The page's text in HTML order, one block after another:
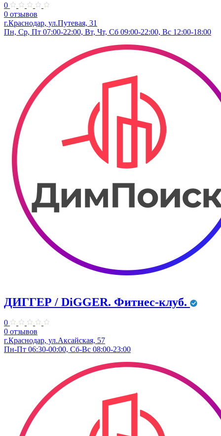
0
0 отзывов
г.Краснодар, ул.Путевая, 31
Пн, Ср, Пт 07:00-22:00, Вт, Чт, Сб 09:00-22:00, Вс 12:00-18:00
ДИГГЕР / DiGGER. Фитнес-клуб.
0
0 отзывов
г.Краснодар, ул.Аксайская, 57
Пн-Пт 06:30-00:00, Сб-Вс 08:00-23:00